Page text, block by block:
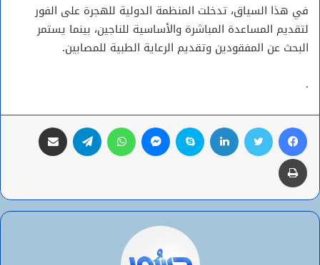
في هذا السياق، تدخلت المنظمة الدولية للهجرة على الفور
لتقديم المساعدة المباشرة والأساسية للناجين، بينما يستمر
البحث عن المفقودين وتقديم الرعاية الطبية للمصابين.
.
فيسبوك تويتر لينكدإن سكايب ماسنجر واتساب تيلقرام
طباعة